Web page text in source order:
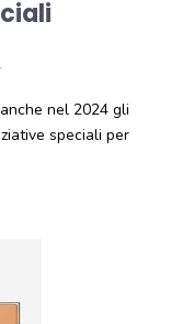
nel 2024 gli
speciali per